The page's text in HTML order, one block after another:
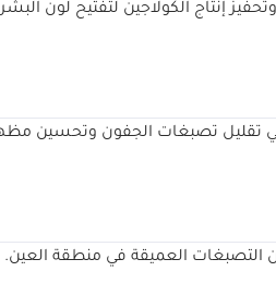
إنتاج الكولاجين لتفتيح لون
في تقليل تصبغات الجفون وتحسين
التصبغات العميقة في منطقة العين.